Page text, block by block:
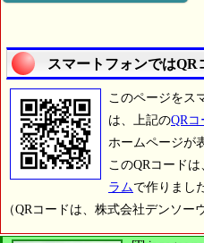
スマートフォンではQR
このページをス
は、上記のQRコ
ホームページが
このQRコードは
ラムで作りまし
（QRコードは、株式会社デンソー